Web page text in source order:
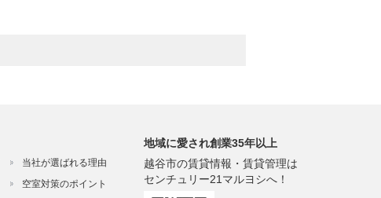
当社が選ばれる理由
空室対策のポイント
地域に愛され創業35年以上
越谷市の賃貸情報・賃貸管理は
センチュリー21マルヨシへ！